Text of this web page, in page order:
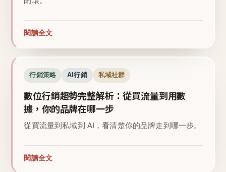
閱讀全文
行銷策略 AI行銷 私域社群
數位行銷趨勢完整解析：從買流量到用數
據，你的品牌在哪一步
從買流量到私域到 AI，看清楚你的品牌走到哪一步。
閱讀全文